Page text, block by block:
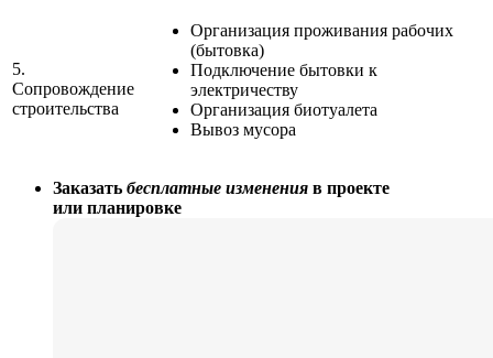
5.
Сопровождение
строительства
Организация проживания рабочих
(бытовка)
Подключение бытовки к
электричеству
Организация биотуалета
Вывоз мусора
Заказать бесплатные изменения в проекте
или планировке